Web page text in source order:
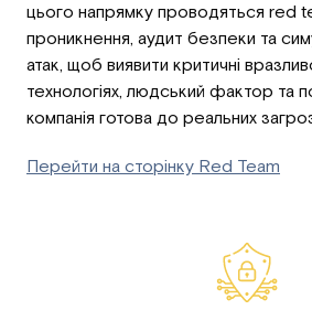
цього напрямку проводяться red
проникнення, аудит безпеки та
атак, щоб виявити критичні
технологіях, людський фактор та
компанія готова до реальних
Перейти на сторінку Red Team